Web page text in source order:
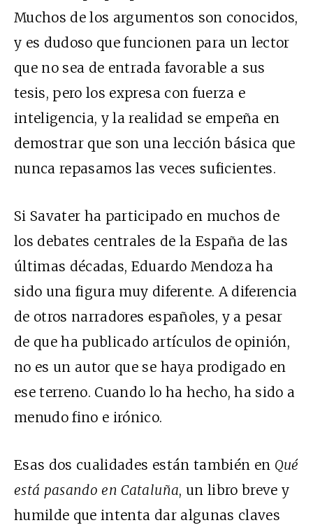
Muchos de los argumentos son conocidos,
y es dudoso que funcionen para un lector
que no sea de entrada favorable a sus
tesis, pero los expresa con fuerza e
inteligencia, y la realidad se empeña en
demostrar que son una lección básica que
nunca repasamos las veces suficientes.
Si Savater ha participado en muchos de
los debates centrales de la España de las
últimas décadas, Eduardo Mendoza ha
sido una figura muy diferente. A diferencia
de otros narradores españoles, y a pesar
de que ha publicado artículos de opinión,
no es un autor que se haya prodigado en
ese terreno. Cuando lo ha hecho, ha sido a
menudo fino e irónico.
Esas dos cualidades están también en Qué
está pasando en Cataluña, un libro breve y
humilde que intenta dar algunas claves